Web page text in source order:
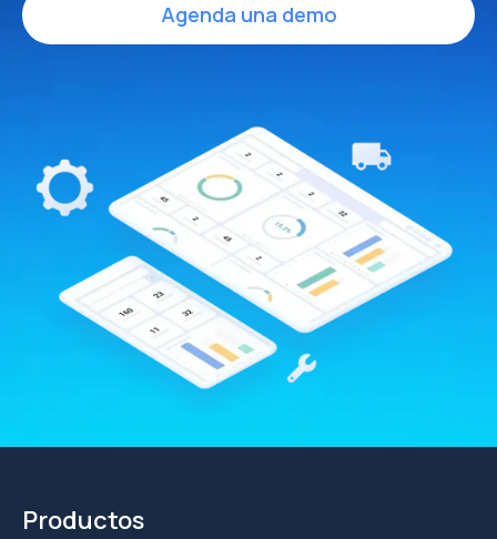
Agenda una demo
Productos